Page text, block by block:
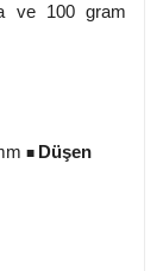
ve 100 gram
■ Düşen